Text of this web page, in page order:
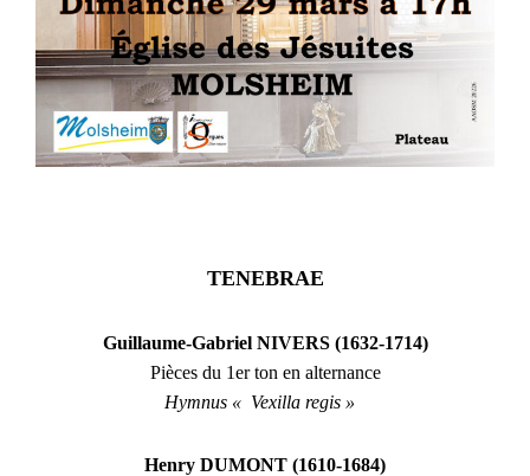
TENEBRAE
Guillaume-Gabriel NIVERS (1632-1714)
Pièces du 1er ton en alternance
Hymnus « Vexilla regis »
Henry DUMONT (1610-1684)